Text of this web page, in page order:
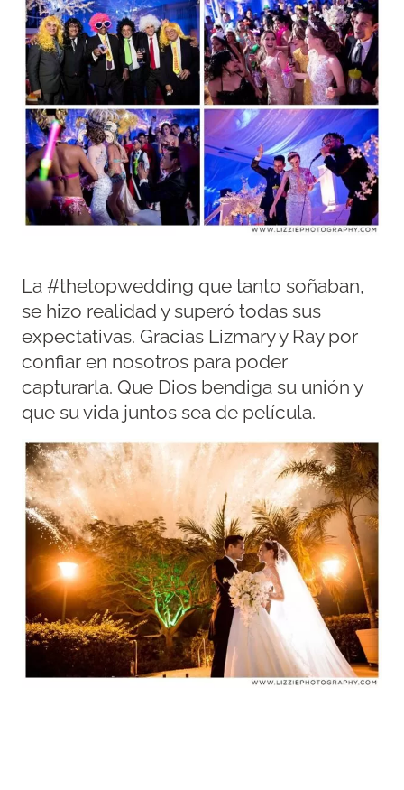
La #thetopwedding que tanto soñaban,
se hizo realidad y superó todas sus
expectativas. Gracias Lizmary y Ray por
confiar en nosotros para poder
capturarla. Que Dios bendiga su unión y
que su vida juntos sea de película.